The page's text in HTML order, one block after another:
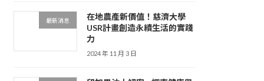
最新消息
在地農產新價值！慈濟大學
USR計畫創造永續生活的實踐
力
2024 年 11 月 3 日